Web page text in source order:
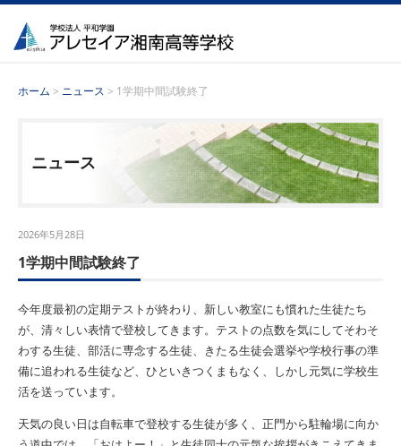
ホーム > ニュース > 1学期中間試験終了
ニュース
2026年5月28日
1学期中間試験終了
今年度最初の定期テストが終わり、新しい教室にも慣れた生徒たち
が、清々しい表情で登校してきます。テストの点数を気にしてそわそ
わする生徒、部活に専念する生徒、きたる生徒会選挙や学校行事の準
備に追われる生徒など、ひといきつくまもなく、しかし元気に学校生
活を送っています。
天気の良い日は自転車で登校する生徒が多く、正門から駐輪場に向か